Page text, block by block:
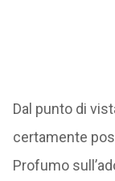
Dal punto di
certamente
Profumo